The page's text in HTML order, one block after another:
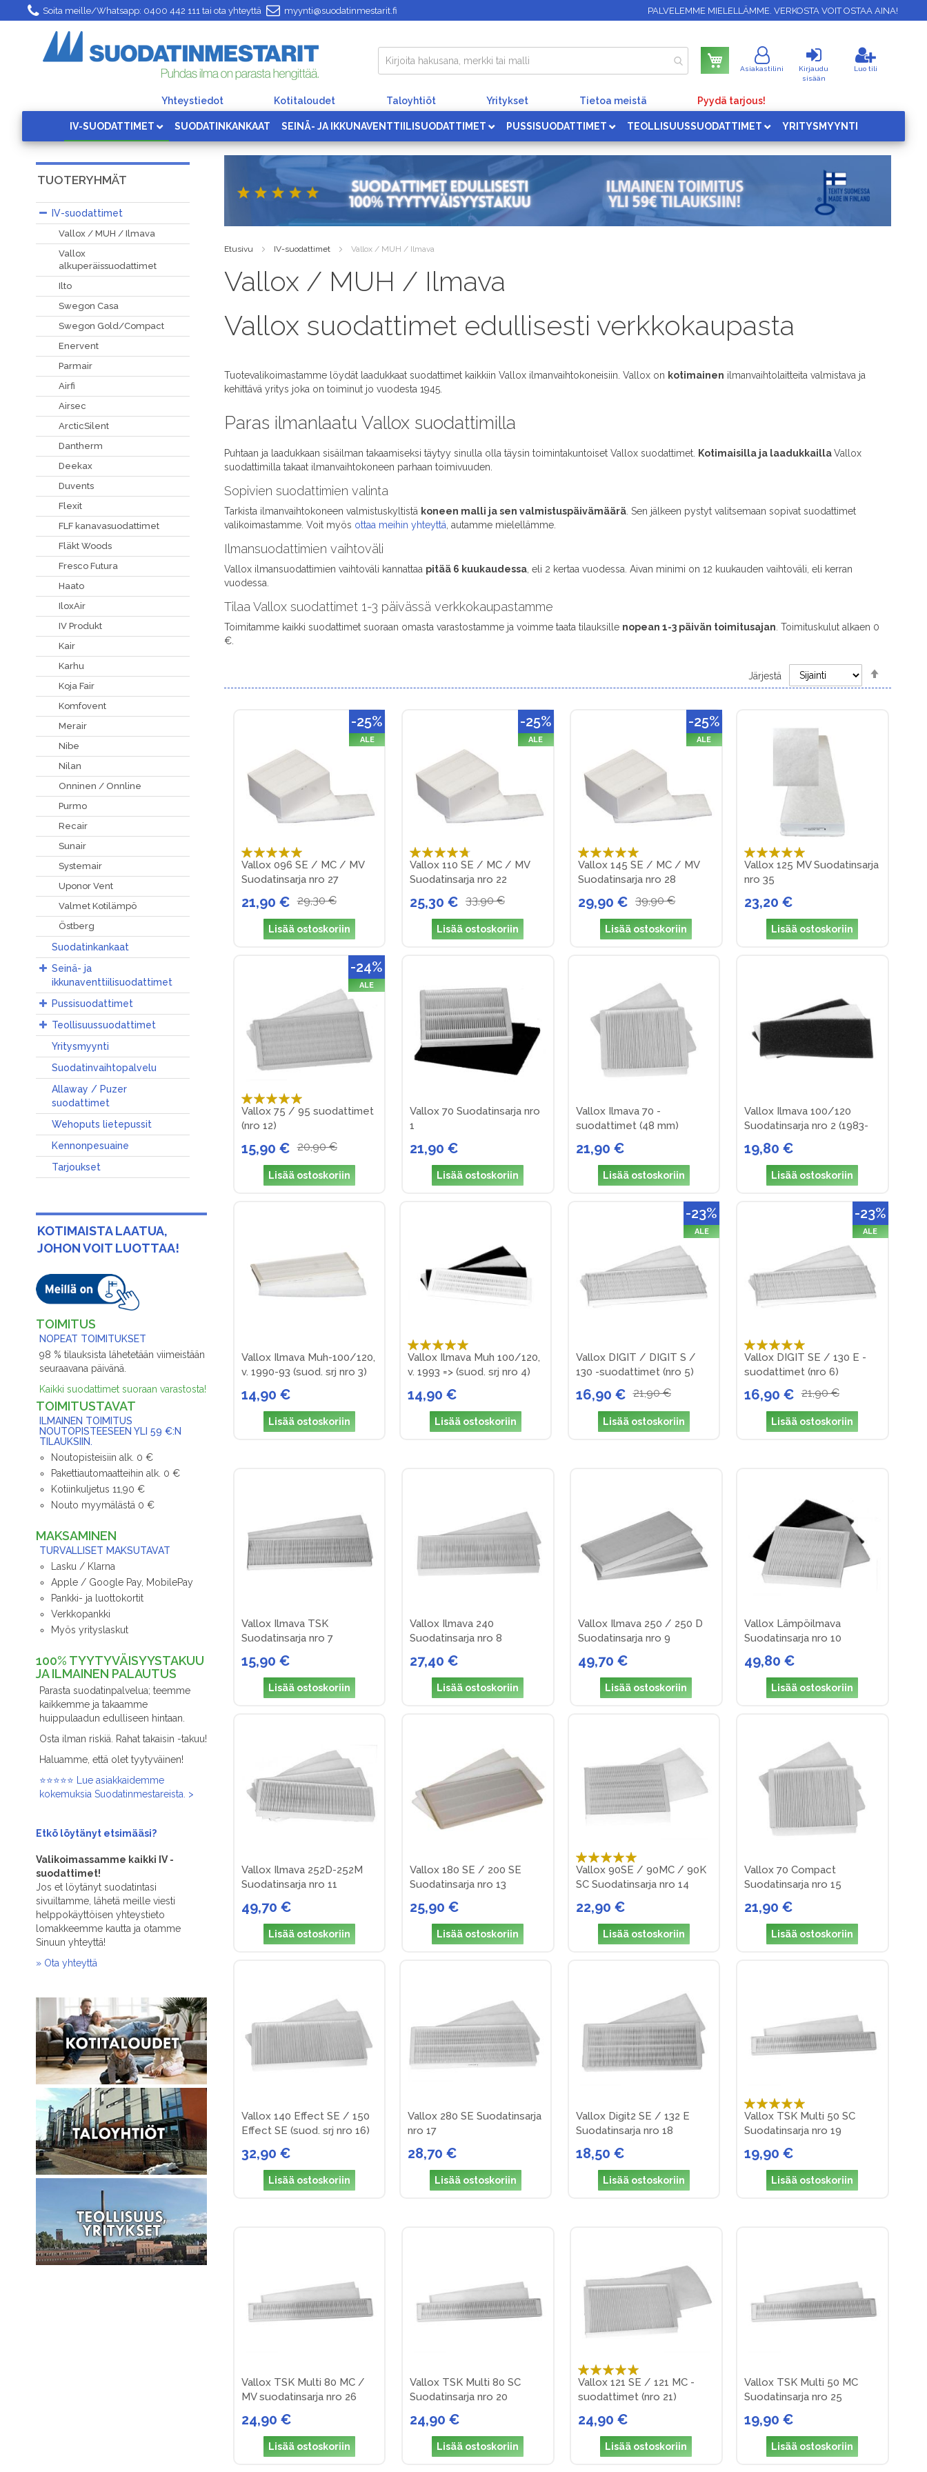
Skip
to
Content
Soita meille/Whatsapp: 0400 442 111 tai ota yhteyttä myynti@suodatinmestarit.fi PALVELEMME MIELELLÄMME. VERKOSTA VOIT OSTAA AINA!
Ostoskori
Asiakastilini
Kirjaudu
sisään
Luo tili
Yhteystiedot Kotitaloudet Taloyhtiöt Yritykset Tietoa meistä Pyydä tarjous!
IV-SUODATTIMET SUODATINKANKAAT SEINÄ- JA IKKUNAVENTTIILISUODATTIMET PUSSISUODATTIMET TEOLLISUUSSUODATTIMET YRITYSMYYNTI
Etusivu IV-suodattimet Vallox / MUH / Ilmava
Vallox / MUH / Ilmava
Vallox suodattimet edullisesti verkkokaupasta
Tuotevalikoimastamme löydät laadukkaat suodattimet kaikkiin Vallox ilmanvaihtokoneisiin. Vallox on kotimainen ilmanvaihtolaitteita valmistava ja
kehittävä yritys joka on toiminut jo vuodesta 1945.
Paras ilmanlaatu Vallox suodattimilla
Puhtaan ja laadukkaan sisäilman takaamiseksi täytyy sinulla olla täysin toimintakuntoiset Vallox suodattimet. Kotimaisilla ja laadukkaillaVallox
suodattimilla takaat ilmanvaihtokoneen parhaan toimivuuden.
Sopivien suodattimien valinta
Tarkista ilmanvaihtokoneen valmistuskyltistä koneen malli ja sen valmistuspäivämäärä. Sen jälkeen pystyt valitsemaan sopivat suodattimet
valikoimastamme. Voit myös ottaa meihin yhteyttä , autamme mielellämme.
Ilmansuodattimien vaihtoväli
Vallox ilmansuodattimien vaihtoväli kannattaa pitää 6 kuukaudessa, eli 2 kertaa vuodessa. Aivan minimi on 12 kuukauden vaihtoväli, eli kerran
vuodessa.
Tilaa Vallox suodattimet 1-3 päivässä verkkokaupastamme
Toimitamme kaikki suodattimet suoraan omasta varastostamme ja voimme taata tilauksille nopean 1-3 päivän toimitusajan . Toimituskulut alkaen 0
€.
Järjestä
-25%
ALE
Arvosana:
100%
Vallox 096 SE / MC / MV
Suodatinsarja nro 27
21,90 € 29,30 €
Lisää ostoskoriin
-25%
ALE
Arvosana:
90%
Vallox 110 SE / MC / MV
Suodatinsarja nro 22
25,30 € 33,90 €
Lisää ostoskoriin
-25%
ALE
Arvosana:
100%
Vallox 145 SE / MC / MV
Suodatinsarja nro 28
29,90 € 39,90 €
Lisää ostoskoriin
Arvosana:
100%
Vallox 125 MV Suodatinsarja
nro 35
23,20 €
Lisää ostoskoriin
-24%
ALE
Arvosana:
100%
Vallox 75 / 95 suodattimet
(nro 12)
15,90 € 20,90 €
Lisää ostoskoriin
Vallox 70 Suodatinsarja nro
1
21,90 €
Lisää ostoskoriin
Vallox Ilmava 70 -
suodattimet (48 mm)
21,90 €
Lisää ostoskoriin
Vallox Ilmava 100/120
Suodatinsarja nro 2 (1983-
1990)
19,80 €
Lisää ostoskoriin
Vallox Ilmava Muh-100/120,
v. 1990-93 (suod. srj nro 3)
14,90 €
Lisää ostoskoriin
Arvosana:
100%
Vallox Ilmava Muh 100/120,
v. 1993 => (suod. srj nro 4)
14,90 €
Lisää ostoskoriin
-23%
ALE
Vallox DIGIT / DIGIT S /
130 -suodattimet (nro 5)
16,90 € 21,90 €
Lisää ostoskoriin
-23%
ALE
Arvosana:
100%
Vallox DIGIT SE / 130 E -
suodattimet (nro 6)
16,90 € 21,90 €
Lisää ostoskoriin
Vallox Ilmava TSK
Suodatinsarja nro 7
15,90 €
Lisää ostoskoriin
Vallox Ilmava 240
Suodatinsarja nro 8
27,40 €
Lisää ostoskoriin
Vallox Ilmava 250 / 250 D
Suodatinsarja nro 9
49,70 €
Lisää ostoskoriin
Vallox Lämpöilmava
Suodatinsarja nro 10
49,80 €
Lisää ostoskoriin
Vallox Ilmava 252D-252M
Suodatinsarja nro 11
49,70 €
Lisää ostoskoriin
Vallox 180 SE / 200 SE
Suodatinsarja nro 13
25,90 €
Lisää ostoskoriin
Arvosana:
100%
Vallox 90SE / 90MC / 90K
SC Suodatinsarja nro 14
22,90 €
Lisää ostoskoriin
Vallox 70 Compact
Suodatinsarja nro 15
21,90 €
Lisää ostoskoriin
Vallox 140 Effect SE / 150
Effect SE (suod. srj nro 16)
32,90 €
Lisää ostoskoriin
Vallox 280 SE Suodatinsarja
nro 17
28,70 €
Lisää ostoskoriin
Vallox Digit2 SE / 132 E
Suodatinsarja nro 18
18,50 €
Lisää ostoskoriin
Arvosana:
100%
Vallox TSK Multi 50 SC
Suodatinsarja nro 19
19,90 €
Lisää ostoskoriin
Vallox TSK Multi 80 MC /
MV suodatinsarja nro 26
24,90 €
Lisää ostoskoriin
Vallox TSK Multi 80 SC
Suodatinsarja nro 20
24,90 €
Lisää ostoskoriin
Arvosana:
100%
Vallox 121 SE / 121 MC -
suodattimet (nro 21)
24,90 €
Lisää ostoskoriin
Vallox TSK Multi 50 MC
Suodatinsarja nro 25
19,90 €
Lisää ostoskoriin
TUOTERYHMÄT
IV-suodattimet
Vallox / MUH / Ilmava
Vallox
alkuperäissuodattimet
Ilto
Swegon Casa
Swegon Gold/Compact
Enervent
Parmair
Airfi
Airsec
ArcticSilent
Dantherm
Deekax
Duvents
Flexit
FLF kanavasuodattimet
Fläkt Woods
Fresco Futura
Haato
IloxAir
IV Produkt
Kair
Karhu
Koja Fair
Komfovent
Merair
Nibe
Nilan
Onninen / Onnline
Purmo
Recair
Sunair
Systemair
Uponor Vent
Valmet Kotilämpö
Östberg
Suodatinkankaat
Seinä- ja
ikkunaventtiilisuodattimet
Pussisuodattimet
Teollisuussuodattimet
Yritysmyynti
Suodatinvaihtopalvelu
Allaway / Puzer
suodattimet
Wehoputs lietepussit
Kennonpesuaine
Tarjoukset
KOTIMAISTA LAATUA,
JOHON VOIT LUOTTAA!
TOIMITUS
NOPEAT TOIMITUKSET
98 % tilauksista lähetetään viimeistään
seuraavana päivänä.
Kaikki suodattimet suoraan varastosta!
TOIMITUSTAVAT
ILMAINEN TOIMITUS
NOUTOPISTEESEEN YLI 59 €:N
TILAUKSIIN.
Noutopisteisiin alk. 0 €
Pakettiautomaatteihin alk. 0 €
Kotiinkuljetus 11,90 €
Nouto myymälästä 0 €
MAKSAMINEN
TURVALLISET MAKSUTAVAT
Lasku / Klarna
Apple / Google Pay, MobilePay
Pankki- ja luottokortit
Verkkopankki
Myös yrityslaskut
100% TYYTYVÄISYYSTAKUU
JA ILMAINEN PALAUTUS
Parasta suodatinpalvelua; teemme
kaikkemme ja takaamme
huippulaadun edulliseen hintaan.
Osta ilman riskiä. Rahat takaisin -takuu!
Haluamme, että olet tyytyväinen!
⭐⭐⭐⭐⭐ Lue asiakkaidemme
kokemuksia Suodatinmestareista. >
Etkö löytänyt etsimääsi?
Valikoimassamme kaikki IV -
suodattimet!
Jos et löytänyt suodatintasi
sivuiltamme, lähetä meille viesti
helppokäyttöisen yhteystieto
lomakkeemme kautta ja otamme
Sinuun yhteyttä!
» Ota yhteyttä